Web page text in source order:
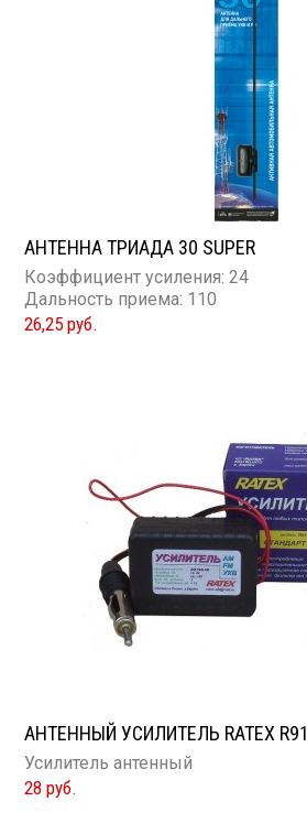
АНТЕННА ТРИАДА 30 SUPER
Коэффициент усиления: 24
Дальность приема: 110
26,25 руб.
АНТЕННЫЙ УСИЛИТЕЛЬ RATEX R91
Усилитель антенный
28 руб.